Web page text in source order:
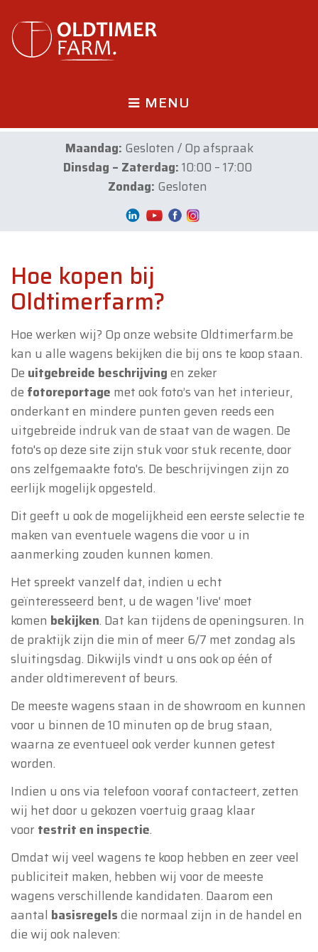
MENU
Maandag: Gesloten / Op afspraak
Dinsdag – Zaterdag:10:00 – 17:00
Zondag: Gesloten
Hoe kopen bij
Oldtimerfarm?
Hoe werken wij? Op onze website Oldtimerfarm.be
kan u alle wagens bekijken die bij ons te koop staan.
De uitgebreide beschrijvingen zeker
de fotoreportage met ook foto’s van het interieur,
onderkant en mindere punten geven reeds een
uitgebreide indruk van de staat van de wagen. De
foto's op deze site zijn stuk voor stuk recente, door
ons zelfgemaakte foto's. De beschrijvingen zijn zo
eerlijk mogelijk opgesteld.
Dit geeft u ook de mogelijkheid een eerste selectie te
maken van eventuele wagens die voor u in
aanmerking zouden kunnen komen.
Het spreekt vanzelf dat, indien u echt
geïnteresseerd bent, u de wagen 'live' moet
komen bekijken. Dat kan tijdens de openingsuren. In
de praktijk zijn die min of meer 6/7 met zondag als
sluitingsdag. Dikwijls vindt u ons ook op één of
ander oldtimerevent of beurs.
De meeste wagens staan in de showroom en kunnen
voor u binnen de 10 minuten op de brug staan,
waarna ze eventueel ook verder kunnen getest
worden.
Indien u ons via telefoon vooraf contacteert, zetten
wij het door u gekozen voertuig graag klaar
voor testrit en inspectie.
Omdat wij veel wagens te koop hebben en zeer veel
publiciteit maken, hebben wij voor de meeste
wagens verschillende kandidaten. Daarom een
aantal basisregelsdie normaal zijn in de handel en
die wij ook naleven: